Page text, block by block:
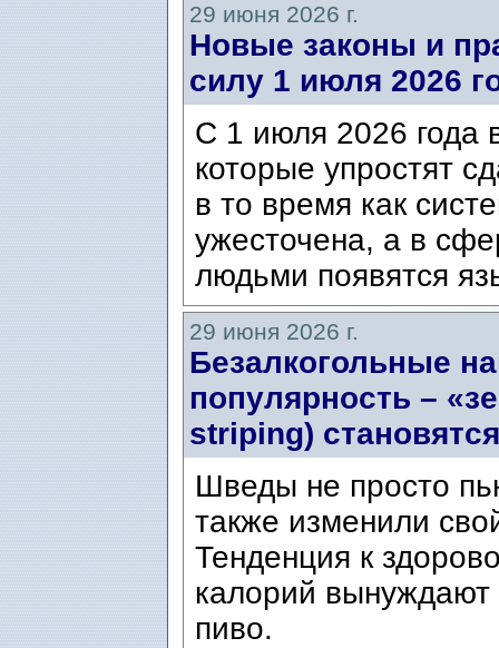
29 июня 2026 г.
Новые законы и
силу 1 июля 2026
С 1 июля 2026 года
которые упростят
в то время как
ужесточена, а в
людьми появятся
29 июня 2026 г.
Безалкогольные
популярность –
striping)
Шведы не просто
также изменили
Тенденция к
калорий
пиво.